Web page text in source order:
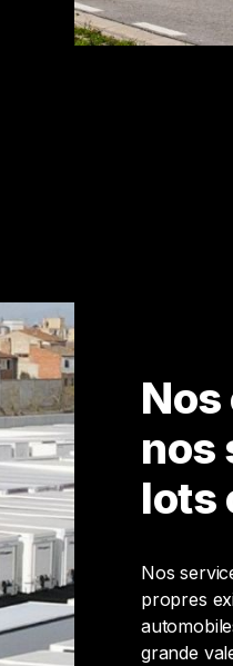
nos
lots
Nos
propres
grande